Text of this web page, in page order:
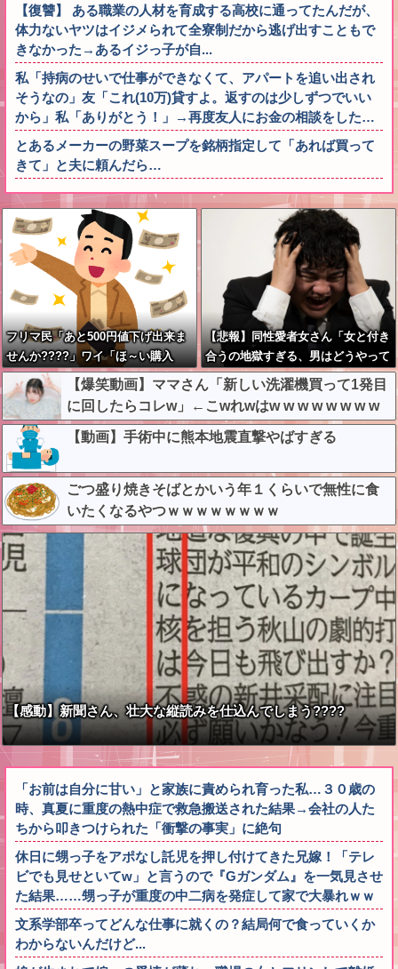
【復讐】 ある職業の人材を育成する高校に通ってたんだが、
体力ないヤツはイジメられて全寮制だから逃げ出すこともで
きなかった→あるイジっ子が自...
私「持病のせいで仕事ができなくて、アパートを追い出され
そうなの」友「これ(10万)貸すよ。返すのは少しずつでいい
から」私「ありがとう！」→再度友人にお金の相談をした…
とあるメーカーの野菜スープを銘柄指定して「あれば買って
きて」と夫に頼んだら…
フリマ民「あと500円値下げ出来ま
せんか????」ワイ「ほ～い購入
ｗ」
【悲報】同性愛者女さん「女と付き
合うの地獄すぎる、男はどうやって
耐えてんの？」←コレは同意せざる
おえないと話題に
【爆笑動画】ママさん「新しい洗濯機買って1発目
に回したらコレw」←こwれwはw w w w w w w w
w w
【動画】手術中に熊本地震直撃やばすぎる
ごつ盛り焼きそばとかいう年１くらいで無性に食
いたくなるやつｗｗｗｗｗｗｗｗ
【感動】新聞さん、壮大な縦読みを仕込んでしまう????
「お前は自分に甘い」と家族に責められ育った私…３０歳の
時、真夏に重度の熱中症で救急搬送された結果→会社の人た
ちから叩きつけられた「衝撃の事実」に絶句
休日に甥っ子をアポなし託児を押し付けてきた兄嫁！「テレ
ビでも見せといてw」と言うので『Gガンダム』を一気見させ
た結果……甥っ子が重度の中二病を発症して家で大暴れｗｗ
文系学部卒ってどんな仕事に就くの？結局何で食っていくか
わからないんだけど...